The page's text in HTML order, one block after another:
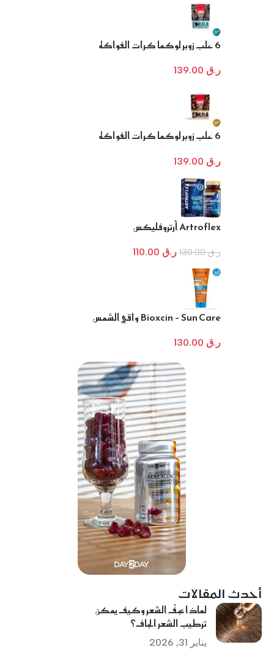
أحدث المقالات
لماذا يجفّ الشعر وكيف يمكن
ترطيب الشعر الجاف؟
يناير 31, 2026
6 علب زوبر لوكما كرات الفواكه
والكاكاو
ر.ق
6 علب زوبر لوكما كرات الفواكه
البندق المحمصة
ر.ق
Artroflex أرتروفليكس
ر.ق130.00 ر.ق
Bioxcin – Sun Care واقي الشمس
ر.ق